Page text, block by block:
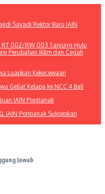
Sayadi Rektor Baru IAIN
002/RW 003 Tanjung Hulu
Perubahan Iklim dan Cegah
Luapkan Kekecewaan
Geliat Kelapa ke NCC 4 Bali
IAIN Pontianak
IAIN Pontianak Sukseskan
Jawab